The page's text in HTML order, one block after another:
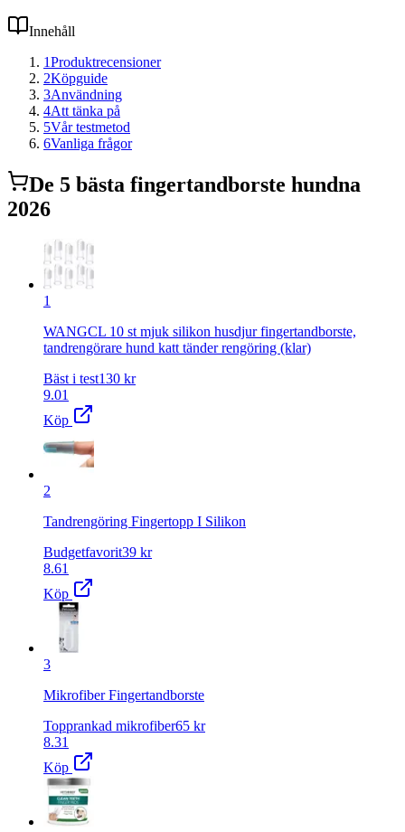
Innehåll
1Produktrecensioner
2Köpguide
3Användning
4Att tänka på
5Vår testmetod
6Vanliga frågor
De 5 bästa fingertandborste hundna
2026
1
WANGCL 10 st mjuk silikon husdjur fingertandborste,
tandrengörare hund katt tänder rengöring (klar)
Bäst i test130 kr
9.01
Köp
2
Tandrengöring Fingertopp I Silikon
Budgetfavorit39 kr
8.61
Köp
3
Mikrofiber Fingertandborste
Topprankad mikrofiber65 kr
8.31
Köp